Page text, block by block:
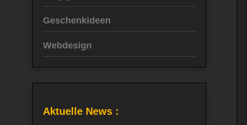
Geschenkideen
Webdesign
Aktuelle News :